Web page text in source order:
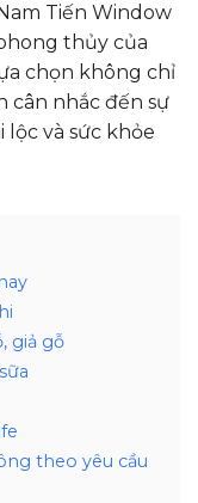
Tiến Window
thủy của
chọn không chỉ
cân nhắc đến sự
lộc và sức khỏe
giả gỗ
theo yêu cầu